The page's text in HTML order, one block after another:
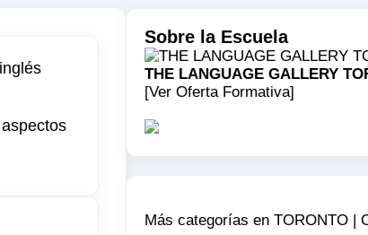
Sobre la Escuela
THE LANGUAGE GALLERY
[Ver Oferta Formativa]
Más categorías en TORONTO |